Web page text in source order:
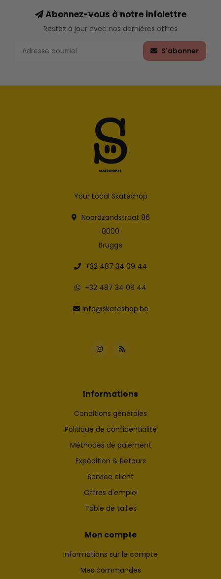
Abonnez-vous à notre infolettre
Restez à jour avec nos dernières offres
S'abonner
Your Local Skateshop
Noordzandstraat 86
8000
Brugge
+32 487 34 09 44
+32 487 34 09 44
info@skateshop.be
Informations
Conditions générales
Politique de confidentialité
Méthodes de paiement
Expédition & Retours
Service client
Offres d'emploi
Table de tailles
Mon compte
Informations sur le compte
Mes commandes